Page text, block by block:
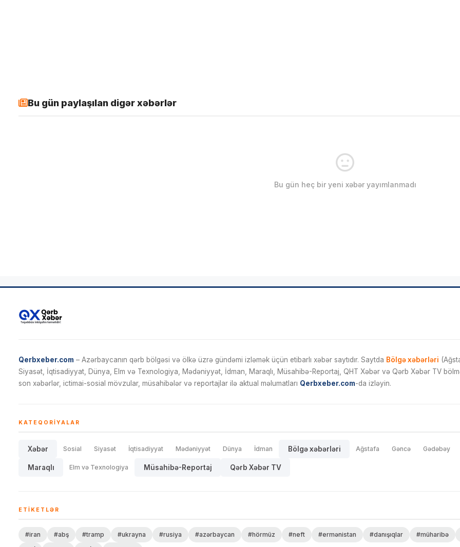
Bu gün paylaşılan digər xəbərlər
Bu gün heç bir yeni xəbər yayımlanmadı
Qerbxeber.com – Azərbaycanın qərb bölgəsi və ölkə üzrə gündəmi izləmək üçün etibarlı xəbər saytıdır. Saytda Bölgə xəbərləri
Siyasət, İqtisadiyyat, Dünya, Elm və Texnologiya, Mədəniyyət, İdman, Maraqlı, Müsahibə-Reportaj, QHT Xəbər və Qərb Xəbər TV
son xəbərlər, ictimai-sosial mövzular, müsahibələr və reportajlar ilə aktual məlumatları Qerbxeber.com-da izləyin.
KATEQORIYALAR
Xəbər Sosial Siyasət İqtisadiyyat Mədəniyyət Dünya İdman Bölgə xəbərləri Ağstafa Gəncə Gədəbəy
Maraqlı Elm və Texnologiya Müsahibə-Reportaj Qərb Xəbər TV
ETIKETLƏR
#iran #abş #tramp #ukrayna #rusiya #azərbaycan #hörmüz #neft #ermənistan #danışıqlar #müharibə